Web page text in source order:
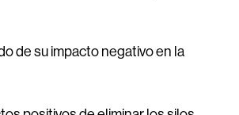
de su impacto negativo en la